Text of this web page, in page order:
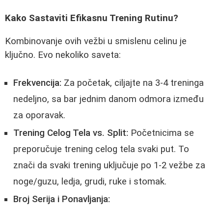
Kako Sastaviti Efikasnu Trening Rutinu?
Kombinovanje ovih vežbi u smislenu celinu je
ključno. Evo nekoliko saveta:
Frekvencija: Za početak, ciljajte na 3-4 treninga
nedeljno, sa bar jednim danom odmora između
za oporavak.
Trening Celog Tela vs. Split: Početnicima se
preporučuje trening celog tela svaki put. To
znači da svaki trening uključuje po 1-2 vežbe za
noge/guzu, ledja, grudi, ruke i stomak.
Broj Serija i Ponavljanja: